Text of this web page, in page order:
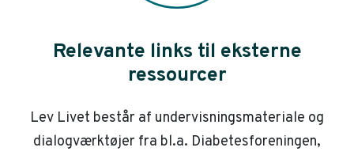
Relevante links til eksterne
ressourcer
Lev Livet består af undervisningsmateriale og
dialogværktøjer fra bl.a. Diabetesforeningen,